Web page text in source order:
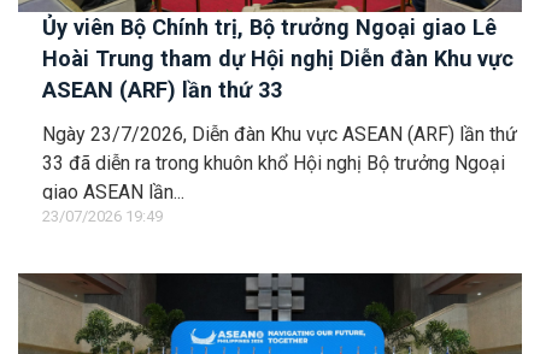
Ủy viên Bộ Chính trị, Bộ trưởng Ngoại giao Lê
Hoài Trung tham dự Hội nghị Diễn đàn Khu vực
ASEAN (ARF) lần thứ 33
Ngày 23/7/2026, Diễn đàn Khu vực ASEAN (ARF) lần thứ
33 đã diễn ra trong khuôn khổ Hội nghị Bộ trưởng Ngoại
giao ASEAN lần...
23/07/2026 19:49